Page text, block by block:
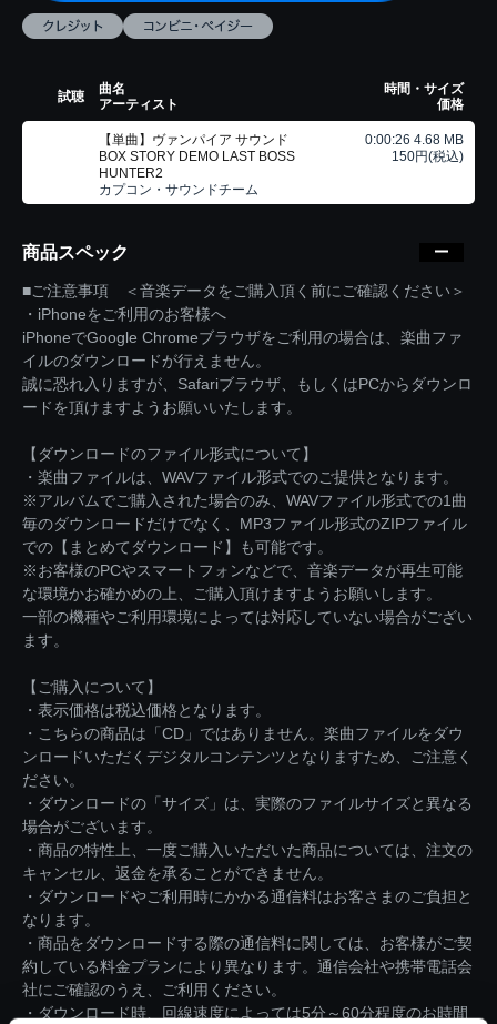
試聴
曲名
アーティスト
時間・サイズ
価格
【単曲】ヴァンパイア サウンド
BOX STORY DEMO LAST BOSS
HUNTER2
カプコン・サウンドチーム
0:00:26 4.68 MB
150円(税込)
商品スペック
■ご注意事項 ＜音楽データをご購入頂く前にご確認ください＞
・iPhoneをご利用のお客様へ
iPhoneでGoogle Chromeブラウザをご利用の場合は、楽曲ファ
イルのダウンロードが行えません。
誠に恐れ入りますが、Safariブラウザ、もしくはPCからダウンロ
ードを頂けますようお願いいたします。
【ダウンロードのファイル形式について】
・楽曲ファイルは、WAVファイル形式でのご提供となります。
※アルバムでご購入された場合のみ、WAVファイル形式での1曲
毎のダウンロードだけでなく、MP3ファイル形式のZIPファイル
での【まとめてダウンロード】も可能です。
※お客様のPCやスマートフォンなどで、音楽データが再生可能
な環境かお確かめの上、ご購入頂けますようお願いします。
一部の機種やご利用環境によっては対応していない場合がござい
ます。
【ご購入について】
・表示価格は税込価格となります。
・こちらの商品は「CD」ではありません。楽曲ファイルをダウ
ンロードいただくデジタルコンテンツとなりますため、ご注意く
ださい。
・ダウンロードの「サイズ」は、実際のファイルサイズと異なる
場合がございます。
・商品の特性上、一度ご購入いただいた商品については、注文の
キャンセル、返金を承ることができません。
・ダウンロードやご利用時にかかる通信料はお客さまのご負担と
なります。
・商品をダウンロードする際の通信料に関しては、お客様がご契
約している料金プランにより異なります。通信会社や携帯電話会
社にご確認のうえ、ご利用ください。
・ダウンロード時、回線速度によっては5分～60分程度のお時間